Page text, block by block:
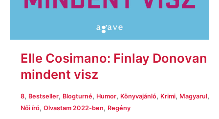
Elle Cosimano: Finlay Donovan
mindent visz
8, Bestseller, Blogturné, Humor, Könyvajánló, Krimi, Magyarul,
Női író, Olvastam 2022-ben, Regény